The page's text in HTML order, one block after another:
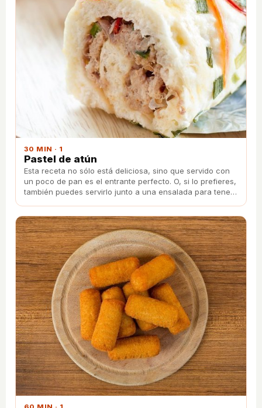
30 MIN · 1
Pastel de atún
Esta receta no sólo está deliciosa, sino que servido con
un poco de pan es el entrante perfecto. O, si lo prefieres,
también puedes servirlo junto a una ensalada para tener